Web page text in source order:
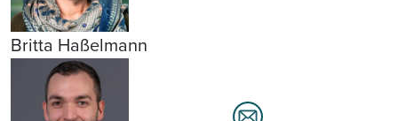
Britta Haßelmann